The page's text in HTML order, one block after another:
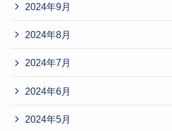
2024年9月
2024年8月
2024年7月
2024年6月
2024年5月